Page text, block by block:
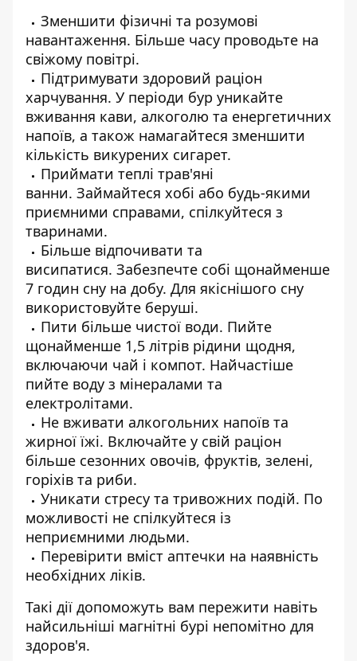
Зменшити фізичні та розумові
навантаження. Більше часу проводьте на
свіжому повітрі.
Підтримувати здоровий раціон
харчування. У періоди бур уникайте
вживання кави, алкоголю та енергетичних
напоїв, а також намагайтеся зменшити
кількість викурених сигарет.
Приймати теплі трав'яні
ванни. Займайтеся хобі або будь-якими
приємними справами, спілкуйтеся з
тваринами.
Більше відпочивати та
висипатися. Забезпечте собі щонайменше
7 годин сну на добу. Для якіснішого сну
використовуйте беруші.
Пити більше чистої води. Пийте
щонайменше 1,5 літрів рідини щодня,
включаючи чай і компот. Найчастіше
пийте воду з мінералами та
електролітами.
Не вживати алкогольних напоїв та
жирної їжі. Включайте у свій раціон
більше сезонних овочів, фруктів, зелені,
горіхів та риби.
Уникати стресу та тривожних подій. По
можливості не спілкуйтеся із
неприємними людьми.
Перевірити вміст аптечки на наявність
необхідних ліків.
Такі дії допоможуть вам пережити навіть
найсильніші магнітні бурі непомітно для
здоров'я.